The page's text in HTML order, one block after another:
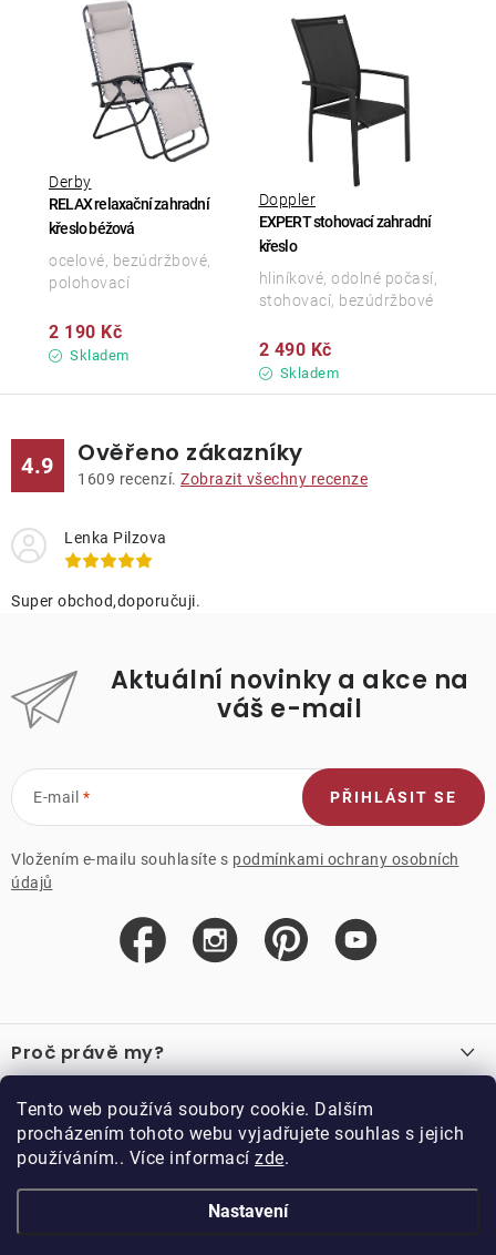
Tento web používá soubory cookie. Dalším
procházením tohoto webu vyjadřujete souhlas s jejich
používáním.. Více informací zde.
Nastavení
RELAX relaxační zahradní
křeslo béžová
Derby
Skladem
2 190 Kč
ocelové, bezúdržbové,
polohovací
EXPERT stohovací zahradní
křeslo
Doppler
Skladem
2 490 Kč
hliníkové, odolné počasí,
stohovací, bezúdržbové
4.9 Ověřeno zákazníky
1609 recenzí. Zobrazit všechny recenze
Lenka Pilzova
Super obchod,doporučuji.
Aktuální novinky a akce na
váš e-mail
E-mail
Vložením e-mailu souhlasíte s podmínkami ochrany osobních
údajů
PŘIHLÁSIT SE
á
p
a
Proč právě my?
Recenze
Důležité odkazy
Velkoobchod
Vzorková prodejna
Kariéra
O nákupu
Obchodní podmínky